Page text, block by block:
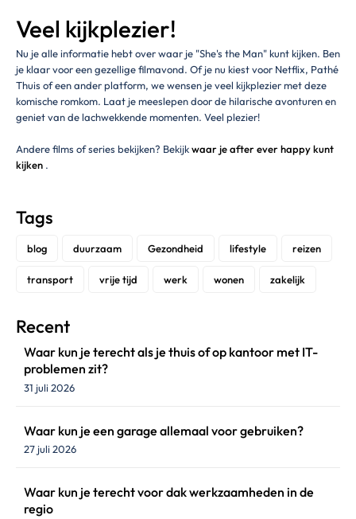
Veel kijkplezier!
Nu je alle informatie hebt over waar je "She's the Man" kunt kijken. Ben
je klaar voor een gezellige filmavond. Of je nu kiest voor Netflix, Pathé
Thuis of een ander platform, we wensen je veel kijkplezier met deze
komische romkom. Laat je meeslepen door de hilarische avonturen en
geniet van de lachwekkende momenten. Veel plezier!
Andere films of series bekijken? Bekijkwaar je after ever happy kunt
kijken .
Tags
blog duurzaam Gezondheid lifestyle reizen
transport vrije tijd werk wonen zakelijk
Recent
Waar kun je terecht als je thuis of op kantoor met IT-
problemen zit?
31 juli 2026
Waar kun je een garage allemaal voor gebruiken?
27 juli 2026
Waar kun je terecht voor dak werkzaamheden in de
regio